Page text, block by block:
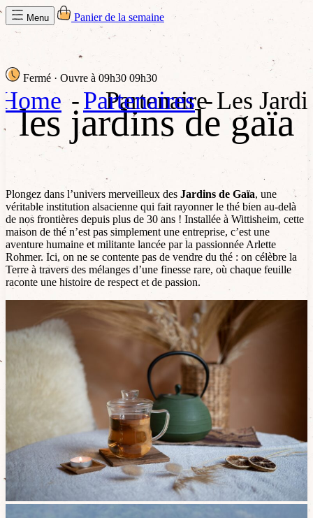
Menu Panier de la semaine
Fermé · Ouvre à 09h30 09h30
Partenaire
Home Partenaires Les
les jardins de gaïa
Plongez dans l’univers merveilleux des Jardins de Gaïa, une
véritable institution alsacienne qui fait rayonner le thé bien au-delà
de nos frontières depuis plus de 30 ans ! Installée à Wittisheim, cette
maison de thé n’est pas simplement une entreprise, c’est une
aventure humaine et militante lancée par la passionnée Arlette
Rohmer. Ici, on ne se contente pas de vendre du thé : on célèbre la
Terre à travers des mélanges d’une finesse rare, où chaque feuille
raconte une histoire de respect et de passion.